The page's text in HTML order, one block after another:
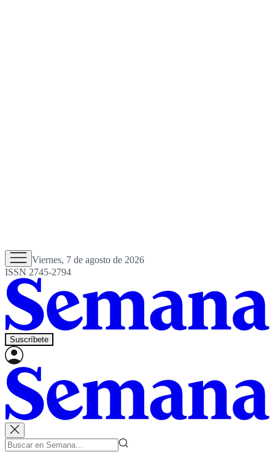
Viernes, 7 de agosto de 2026
ISSN 2745-2794
Suscríbete